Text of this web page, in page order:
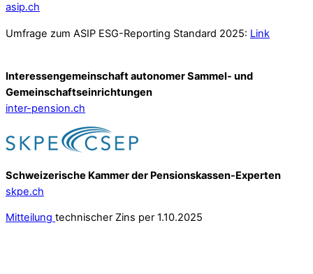
asip.ch
Umfrage zum ASIP ESG-Reporting Standard 2025: Link
Interessengemeinschaft autonomer Sammel- und
Gemeinschafts­einrichtungen
inter-pension.ch
Schweizerische Kammer der Pensionskassen-Experten
skpe.ch
Mitteilung technischer Zins per 1.10.2025